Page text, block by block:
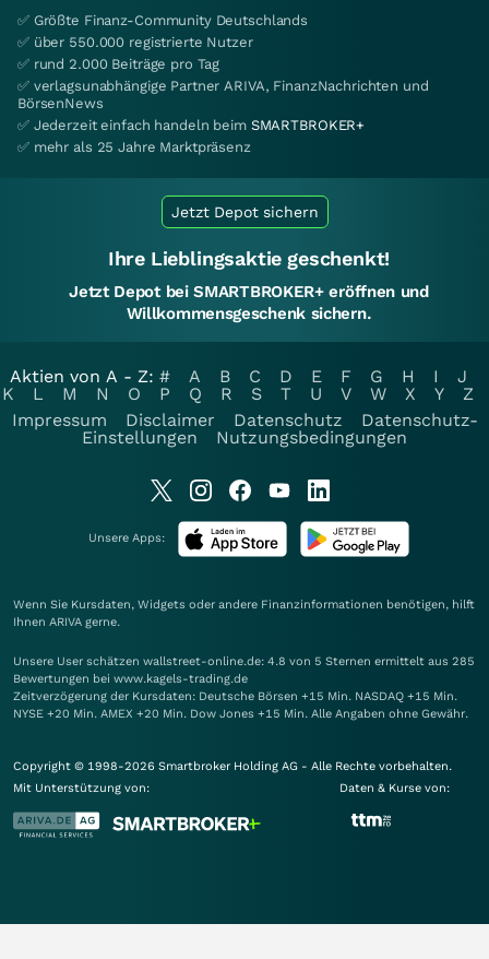
✅ Größte Finanz-Community Deutschlands
✅ über 550.000 registrierte Nutzer
✅ rund 2.000 Beiträge pro Tag
✅ verlagsunabhängige Partner ARIVA, FinanzNachrichten und
BörsenNews
✅ Jederzeit einfach handeln beim SMARTBROKER+
✅ mehr als 25 Jahre Marktpräsenz
Jetzt Depot sichern
Ihre Lieblingsaktie geschenkt!
Jetzt Depot bei SMARTBROKER+ eröffnen und
Willkommensgeschenk sichern.
Aktien von A - Z: # A B C D E F G H I
J
K
L M N O P Q R S T U V W X Y
Z
Impressum
Disclaimer Datenschutz
Datenschutz-
Einstellungen
Nutzungsbedingungen
Unsere Apps:
Wenn Sie Kursdaten, Widgets oder andere Finanzinformationen benötigen, hilft
Ihnen ARIVA gerne.
Unsere User schätzen wallstreet-online.de: 4.8 von 5 Sternen ermittelt aus 285
Bewertungen bei www.kagels-trading.de
Zeitverzögerung der Kursdaten: Deutsche Börsen +15 Min. NASDAQ +15 Min.
NYSE +20 Min. AMEX +20 Min. Dow Jones +15 Min. Alle Angaben ohne Gewähr.
Copyright © 1998-2026 Smartbroker Holding AG - Alle Rechte vorbehalten.
Mit Unterstützung von:
Daten & Kurse von: